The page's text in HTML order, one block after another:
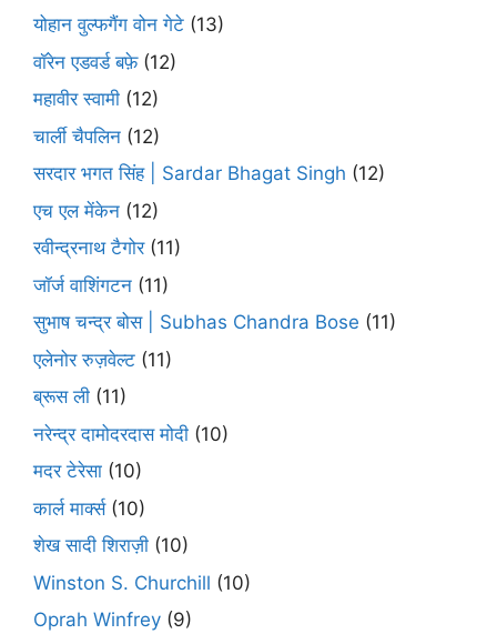
योहान वुल्फगैंग वोन गेटे (13)
वॉरेन एडवर्ड बफ़े(12)
महावीर स्वामी (12)
चार्ली चैपलिन (12)
सरदार भगत सिंह | Sardar Bhagat Singh (12)
एच एल मेंकेन (12)
रवीन्द्रनाथ टैगोर(11)
जॉर्ज वाशिंगटन (11)
सुभाष चन्द्र बोस | Subhas Chandra Bose (11)
एलेनोर रुज़वेल्ट (11)
ब्रूस ली (11)
नरेन्द्र दामोदरदास मोदी (10)
मदर टेरेसा (10)
कार्ल मार्क्स(10)
शेख सादी शिराज़ी (10)
Winston S. Churchill (10)
Oprah Winfrey (9)